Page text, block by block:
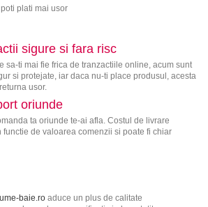
plati mai usor
sigure si fara risc
sa-ti mai fie frica de tranzactiile online, acum sunt
si protejate, iar daca nu-ti place produsul, acesta
usor.
oriunde
ta oriunde te-ai afla. Costul de livrare
functie de valoarea comenzii si poate fi chiar
baie.roaduce un plus de calitate